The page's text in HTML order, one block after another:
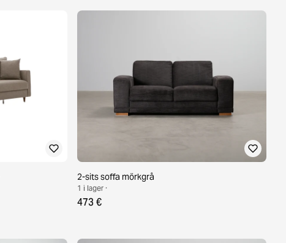
2-sits soffa mörkgrå
1 i lager ·
473 €